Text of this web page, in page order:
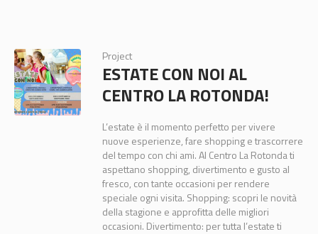
Project
ESTATE CON NOI AL
CENTRO LA ROTONDA!
L’estate è il momento perfetto per vivere
nuove esperienze, fare shopping e trascorrere
del tempo con chi ami. Al Centro La Rotonda ti
aspettano shopping, divertimento e gusto al
fresco, con tante occasioni per rendere
speciale ogni visita. Shopping: scopri le novità
della stagione e approfitta delle migliori
occasioni. Divertimento: per tutta l’estate ti